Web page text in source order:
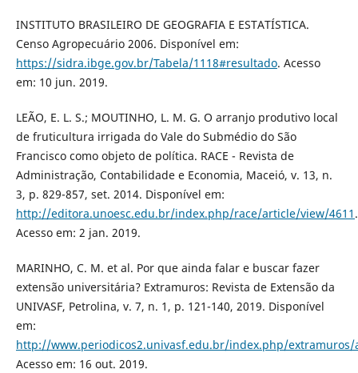
INSTITUTO BRASILEIRO DE GEOGRAFIA E ESTATÍSTICA.
Censo Agropecuário 2006. Disponível em:
https://sidra.ibge.gov.br/Tabela/1118#resultado. Acesso
em: 10 jun. 2019.
LEÃO, E. L. S.; MOUTINHO, L. M. G. O arranjo produtivo local
de fruticultura irrigada do Vale do Submédio do São
Francisco como objeto de política. RACE - Revista de
Administração, Contabilidade e Economia, Maceió, v. 13, n.
3, p. 829-857, set. 2014. Disponível em:
http://editora.unoesc.edu.br/index.php/race/article/view/4611 .
Acesso em: 2 jan. 2019.
MARINHO, C. M. et al. Por que ainda falar e buscar fazer
extensão universitária? Extramuros: Revista de Extensão da
UNIVASF, Petrolina, v. 7, n. 1, p. 121-140, 2019. Disponível
em:
http://www.periodicos2.univasf.edu.br/index.php/
Acesso em: 16 out. 2019.